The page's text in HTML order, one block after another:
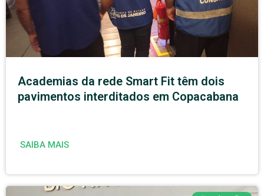
Academias da rede Smart Fit têm dois
pavimentos interditados em Copacabana
SAIBA MAIS